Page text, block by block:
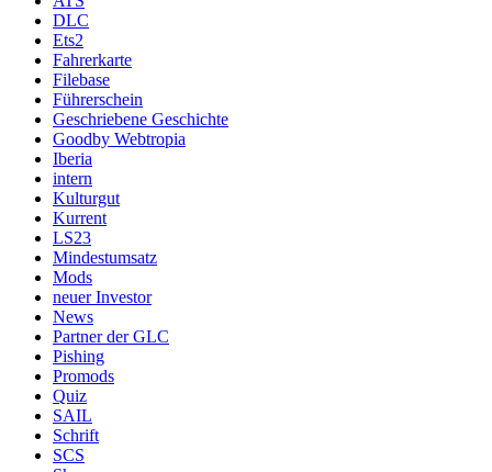
DLC
Ets2
Fahrerkarte
Filebase
Führerschein
Geschriebene Geschichte
Goodby Webtropia
Iberia
intern
Kulturgut
Kurrent
LS23
Mindestumsatz
Mods
neuer Investor
News
Partner der GLC
Pishing
Promods
Quiz
SAIL
Schrift
SCS